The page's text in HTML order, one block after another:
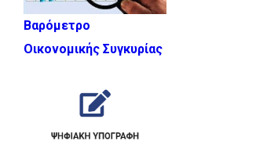
Βαρόμετρο
Οικονομικής Συγκυρίας